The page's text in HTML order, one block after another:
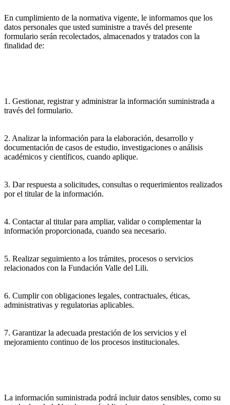
En cumplimiento de la normativa vigente, le informamos que los
datos personales que usted suministre a través del presente
formulario serán recolectados, almacenados y tratados con la
finalidad de:
1. Gestionar, registrar y administrar la información suministrada a
través del formulario.
2. Analizar la información para la elaboración, desarrollo y
documentación de casos de estudio, investigaciones o análisis
académicos y científicos, cuando aplique.
3. Dar respuesta a solicitudes, consultas o requerimientos realizados
por el titular de la información.
4. Contactar al titular para ampliar, validar o complementar la
información proporcionada, cuando sea necesario.
5. Realizar seguimiento a los trámites, procesos o servicios
relacionados con la Fundación Valle del Lili.
6. Cumplir con obligaciones legales, contractuales, éticas,
administrativas y regulatorias aplicables.
7. Garantizar la adecuada prestación de los servicios y el
mejoramiento continuo de los procesos institucionales.
La información suministrada podrá incluir datos sensibles, como su